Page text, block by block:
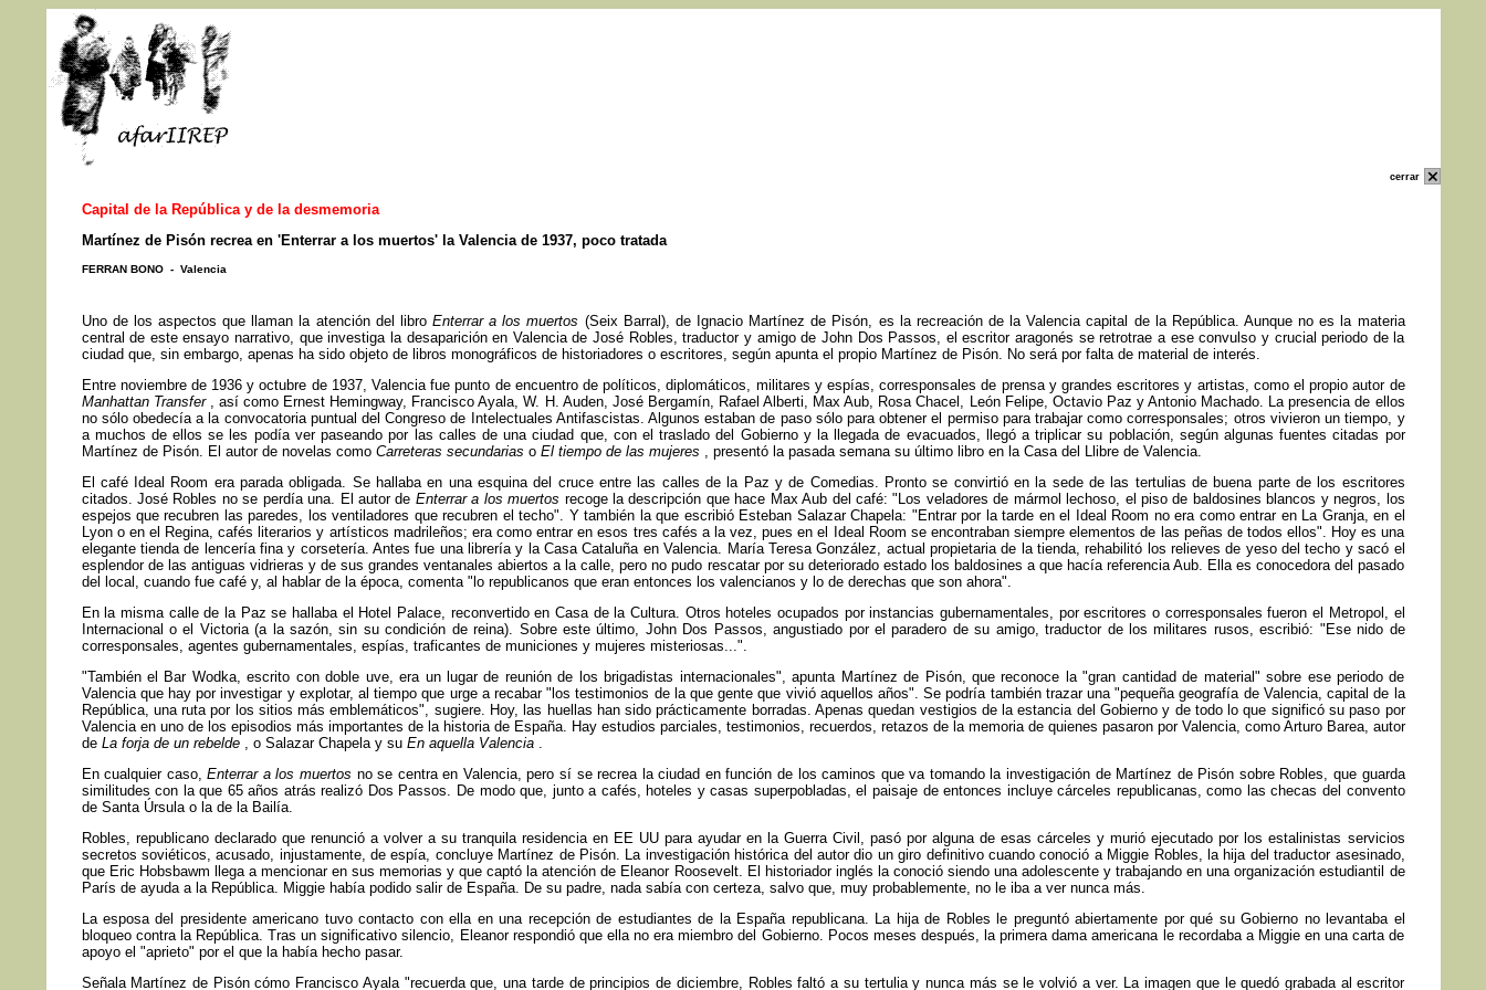
cerrar
Capital de la República y de la desmemoria
Martínez de Pisón recrea en 'Enterrar a los muertos' la Valencia de 1937, poco tratada
FERRAN BONO - Valencia
Uno de los aspectos que llaman la atención del libro Enterrar a los muertos (Seix Barral), de Ignacio Martínez de Pisón, es la recreación de la Valencia capital de la República. Aunque no es la materia
central de este ensayo narrativo, que investiga la desaparición en Valencia de José Robles, traductor y amigo de John Dos Passos, el escritor aragonés se retrotrae a ese convulso y crucial periodo de la
ciudad que, sin embargo, apenas ha sido objeto de libros monográficos de historiadores o escritores, según apunta el propio Martínez de Pisón. No será por falta de material de interés.
Entre noviembre de 1936 y octubre de 1937, Valencia fue punto de encuentro de políticos, diplomáticos, militares y espías, corresponsales de prensa y grandes escritores y artistas, como el propio autor de
Manhattan Transfer , así como Ernest Hemingway, Francisco Ayala, W. H. Auden, José Bergamín, Rafael Alberti, Max Aub, Rosa Chacel, León Felipe, Octavio Paz y Antonio Machado. La presencia de ellos
no sólo obedecía a la convocatoria puntual del Congreso de Intelectuales Antifascistas. Algunos estaban de paso sólo para obtener el permiso para trabajar como corresponsales; otros vivieron un tiempo, y
a muchos de ellos se les podía ver paseando por las calles de una ciudad que, con el traslado del Gobierno y la llegada de evacuados, llegó a triplicar su población, según algunas fuentes citadas por
Martínez de Pisón. El autor de novelas como Carreteras secundarias o El tiempo de las mujeres , presentó la pasada semana su último libro en la Casa del Llibre de Valencia.
El café Ideal Room era parada obligada. Se hallaba en una esquina del cruce entre las calles de la Paz y de Comedias. Pronto se convirtió en la sede de las tertulias de buena parte de los escritores
citados. José Robles no se perdía una. El autor de Enterrar a los muertos recoge la descripción que hace Max Aub del café: "Los veladores de mármol lechoso, el piso de baldosines blancos y negros, los
espejos que recubren las paredes, los ventiladores que recubren el techo". Y también la que escribió Esteban Salazar Chapela: "Entrar por la tarde en el Ideal Room no era como entrar en La Granja, en el
Lyon o en el Regina, cafés literarios y artísticos madrileños; era como entrar en esos tres cafés a la vez, pues en el Ideal Room se encontraban siempre elementos de las peñas de todos ellos". Hoy es una
elegante tienda de lencería fina y corsetería. Antes fue una librería y la Casa Cataluña en Valencia. María Teresa González, actual propietaria de la tienda, rehabilitó los relieves de yeso del techo y sacó el
esplendor de las antiguas vidrieras y de sus grandes ventanales abiertos a la calle, pero no pudo rescatar por su deteriorado estado los baldosines a que hacía referencia Aub. Ella es conocedora del pasado
del local, cuando fue café y, al hablar de la época, comenta "lo republicanos que eran entonces los valencianos y lo de derechas que son ahora".
En la misma calle de la Paz se hallaba el Hotel Palace, reconvertido en Casa de la Cultura. Otros hoteles ocupados por instancias gubernamentales, por escritores o corresponsales fueron el Metropol, el
Internacional o el Victoria (a la sazón, sin su condición de reina). Sobre este último, John Dos Passos, angustiado por el paradero de su amigo, traductor de los militares rusos, escribió: "Ese nido de
corresponsales, agentes gubernamentales, espías, traficantes de municiones y mujeres misteriosas...".
"También el Bar Wodka, escrito con doble uve, era un lugar de reunión de los brigadistas internacionales", apunta Martínez de Pisón, que reconoce la "gran cantidad de material" sobre ese periodo de
Valencia que hay por investigar y explotar, al tiempo que urge a recabar "los testimonios de la que gente que vivió aquellos años". Se podría también trazar una "pequeña geografía de Valencia, capital de la
República, una ruta por los sitios más emblemáticos", sugiere. Hoy, las huellas han sido prácticamente borradas. Apenas quedan vestigios de la estancia del Gobierno y de todo lo que significó su paso por
Valencia en uno de los episodios más importantes de la historia de España. Hay estudios parciales, testimonios, recuerdos, retazos de la memoria de quienes pasaron por Valencia, como Arturo Barea, autor
de La forja de un rebelde , o Salazar Chapela y su En aquella Valencia .
En cualquier caso,Enterrar a los muertos no se centra en Valencia, pero sí se recrea la ciudad en función de los caminos que va tomando la investigación de Martínez de Pisón sobre Robles, que guarda
similitudes con la que 65 años atrás realizó Dos Passos. De modo que, junto a cafés, hoteles y casas superpobladas, el paisaje de entonces incluye cárceles republicanas, como las checas del convento
de Santa Úrsula o la de la Bailía.
Robles, republicano declarado que renunció a volver a su tranquila residencia en EE UU para ayudar en la Guerra Civil, pasó por alguna de esas cárceles y murió ejecutado por los estalinistas servicios
secretos soviéticos, acusado, injustamente, de espía, concluye Martínez de Pisón. La investigación histórica del autor dio un giro definitivo cuando conoció a Miggie Robles, la hija del traductor asesinado,
que Eric Hobsbawm llega a mencionar en sus memorias y que captó la atención de Eleanor Roosevelt. El historiador inglés la conoció siendo una adolescente y trabajando en una organización estudiantil de
París de ayuda a la República. Miggie había podido salir de España. De su padre, nada sabía con certeza, salvo que, muy probablemente, no le iba a ver nunca más.
La esposa del presidente americano tuvo contacto con ella en una recepción de estudiantes de la España republicana. La hija de Robles le preguntó abiertamente por qué su Gobierno no levantaba el
bloqueo contra la República. Tras un significativo silencio, Eleanor respondió que ella no era miembro del Gobierno. Pocos meses después, la primera dama americana le recordaba a Miggie en una carta de
apoyo el "aprieto" por el que la había hecho pasar.
Señala Martínez de Pisón cómo Francisco Ayala "recuerda que, una tarde de principios de diciembre, Robles faltó a su tertulia y nunca más se le volvió a ver. La imagen que le quedó grabada al escritor